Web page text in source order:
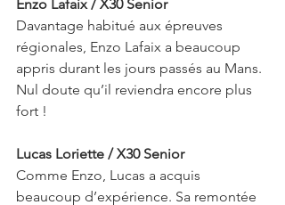
Enzo Lafaix / X30 Senior
Davantage habitué aux épreuves
régionales, Enzo Lafaix a beaucoup
appris durant les jours passés au Mans.
Nul doute qu’il reviendra encore plus
fort !
Lucas Loriette / X30 Senior
Comme Enzo, Lucas a acquis
beaucoup d’expérience. Sa remontée